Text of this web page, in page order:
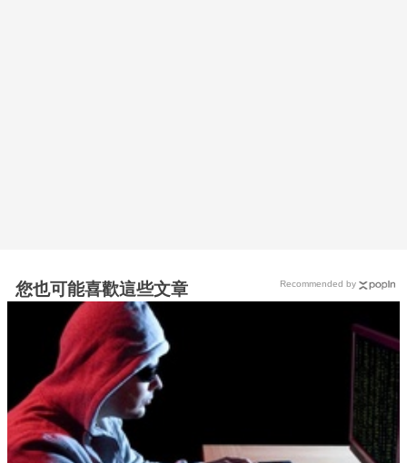
您也可能喜歡這些文章 Recommended by